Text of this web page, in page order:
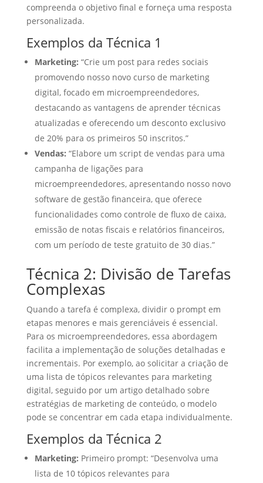
compreenda o objetivo final e forneça uma resposta
personalizada.
Exemplos da Técnica 1
Marketing: “Crie um post para redes sociais
promovendo nosso novo curso de marketing
digital, focado em microempreendedores,
destacando as vantagens de aprender técnicas
atualizadas e oferecendo um desconto exclusivo
de 20% para os primeiros 50 inscritos.”
Vendas: “Elabore um script de vendas para uma
campanha de ligações para
microempreendedores, apresentando nosso novo
software de gestão financeira, que oferece
funcionalidades como controle de fluxo de caixa,
emissão de notas fiscais e relatórios financeiros,
com um período de teste gratuito de 30 dias.”
Técnica 2: Divisão de Tarefas
Complexas
Quando a tarefa é complexa, dividir o prompt em
etapas menores e mais gerenciáveis é essencial.
Para os microempreendedores, essa abordagem
facilita a implementação de soluções detalhadas e
incrementais. Por exemplo, ao solicitar a criação de
uma lista de tópicos relevantes para marketing
digital, seguido por um artigo detalhado sobre
estratégias de marketing de conteúdo, o modelo
pode se concentrar em cada etapa individualmente.
Exemplos da Técnica 2
Marketing: Primeiro prompt: “Desenvolva uma
lista de 10 tópicos relevantes para